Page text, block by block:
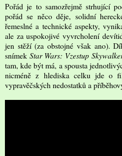
Pořád je to samozřejmě strhující
pořád se něco děje, solidní
řemeslné a technické aspekty,
ale za uspokojivé vyvrcholení
jen stěží (za obstojné však ano).
snímek Star Wars: Vzestup
tam, kde být má, a spousta
nicméně z hlediska celku jde o
vypravěčských nedostatků a